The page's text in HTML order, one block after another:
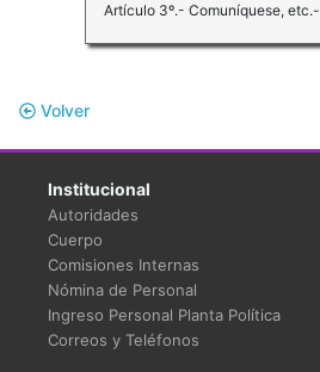
Artículo 3º.- Comuníquese, etc.-
Volver
Institucional
Autoridades
Cuerpo
Comisiones Internas
Nómina de Personal
Ingreso Personal Planta Política
Correos y Teléfonos